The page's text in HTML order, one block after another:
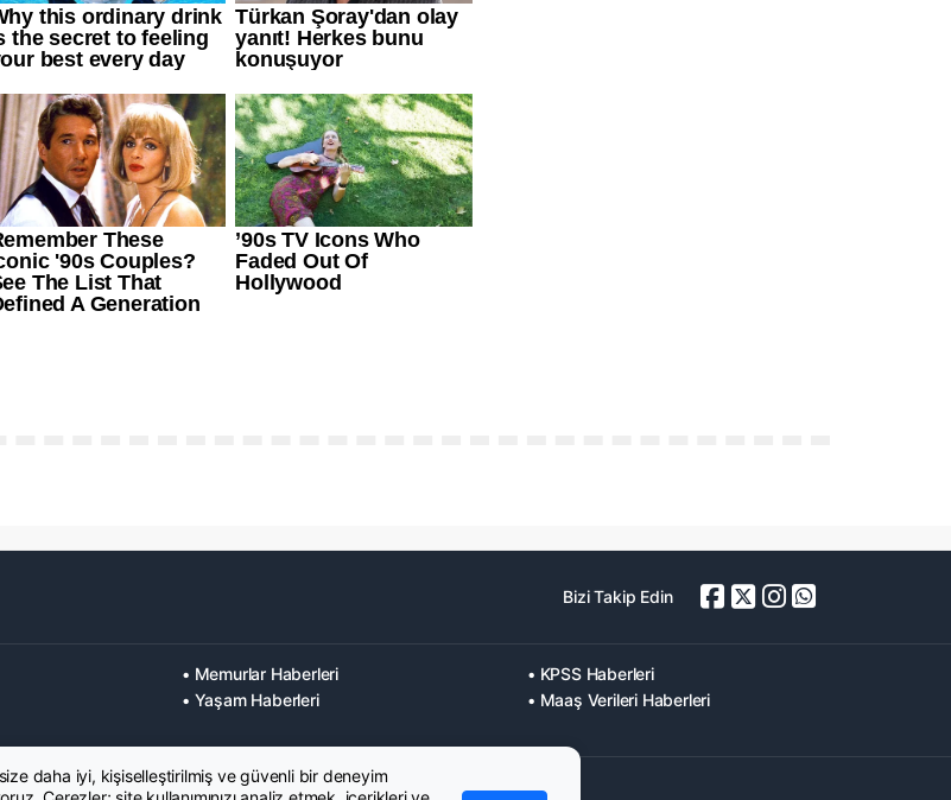
Bizi Takip Edin
• Memurlar Haberleri
• KPSS Haberleri
• Yaşam Haberleri
• Maaş Verileri Haberleri
daha iyi, kişiselleştirilmiş ve güvenli bir deneyim